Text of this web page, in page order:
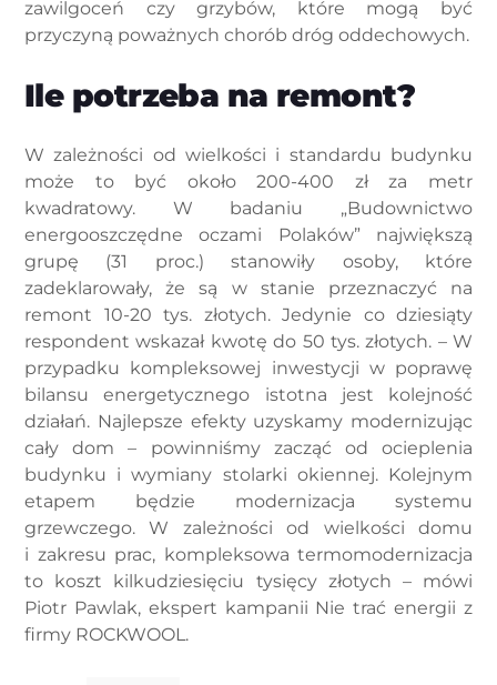
zawilgoceń czy grzybów, które mogą być
przyczyną poważnych chorób dróg oddechowych.
Ile potrzeba na remont?
W zależności od wielkości i standardu budynku
może to być około 200-400 zł za metr
kwadratowy. W badaniu „Budownictwo
energooszczędne oczami Polaków” największą
grupę (31 proc.) stanowiły osoby, które
zadeklarowały, że są w stanie przeznaczyć na
remont 10-20 tys. złotych. Jedynie co dziesiąty
respondent wskazał kwotę do 50 tys. złotych. – W
przypadku kompleksowej inwestycji w poprawę
bilansu energetycznego istotna jest kolejność
działań. Najlepsze efekty uzyskamy modernizując
cały dom – powinniśmy zacząć od ocieplenia
budynku i wymiany stolarki okiennej. Kolejnym
etapem będzie modernizacja systemu
grzewczego. W zależności od wielkości domu
i zakresu prac, kompleksowa termomodernizacja
to koszt kilkudziesięciu tysięcy złotych – mówi
Piotr Pawlak, ekspert kampanii Nie trać energii z
firmy ROCKWOOL.